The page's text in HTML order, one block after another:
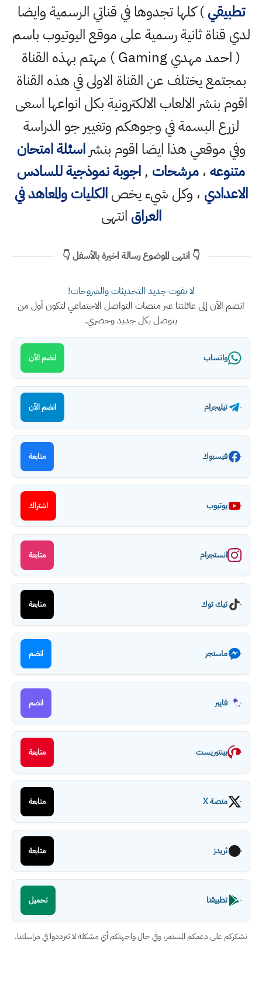
) كلها تجدوها في قناتي الرسمية وايضا
قناة ثانية رسمية على موقع اليوتيوب باسم
( احمد مهدي Gaming ) مهتم بهذه القناة
يختلف عن القناة الاولى في هذه القناة
بنشر الالعاب الالكترونية بكل انواعها اسعى
لزرع البسمة في وجوهكم وتغيير جو الدراسة
موقعي هذا ايضا اقوم بنشراسئلة امتحان
،مرشحات,اجوبة نموذجية للسادس
، وكل شيء يخصالكليات والمعاهد في
العراقانتهى
👇 انتهى الموضوع رسالة اخيرة بالأسفل 👇
لا تفوت جديد التحديثات والشروحات!
الآن إلى عائلتنا عبر منصات التواصل الاجتماعي لتكون أول من
يتوصل بكل جديد وحصري.
واتساب انضم الآن
تيليجرام انضم الآن
فيسبوك
يوتيوب
انستجرام
تيك توك
ماسنجر
فايبر
بينتيريست
منصة X
ثريدز
تطبيقنا
على دعمكم المستمر، وفي حال واجهتكم أي مشكلة لا تترددوا في مراسلتنا.